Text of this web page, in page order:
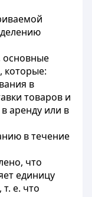
которые:
в
товаров и
аренду или в
в течение
что
единицу
е. что